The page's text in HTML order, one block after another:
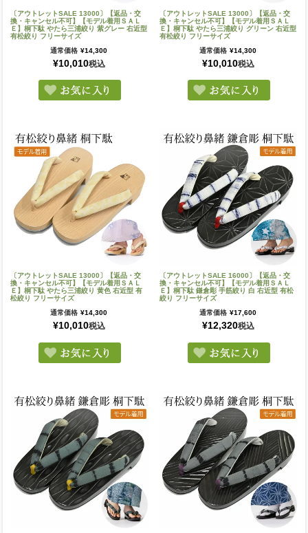
〔アウトレットSALE 13000〕【返品・交
換・キャンセル不可】【モデル着用ＳＡＬ
Ｅ】桐下駄 やたら三浦絞り 紫グレー 右近型
有松絞り フリーサイズ
通常価格 ¥14,300
¥10,010税込
〔アウトレットSALE 13000〕【返品・交
換・キャンセル不可】【モデル着用ＳＡＬ
Ｅ】桐下駄 やたら三浦絞り グリーン 右近型
有松絞り フリーサイズ
通常価格 ¥14,300
¥10,010税込
〔アウトレットSALE 13000〕【返品・交
換・キャンセル不可】【モデル着用ＳＡＬ
Ｅ】桐下駄 やたら三浦絞り 黄色 右近型 有
松絞り フリーサイズ
通常価格 ¥14,300
¥10,010税込
〔アウトレットSALE 16000〕【返品・交
換・キャンセル不可】【モデル着用ＳＡＬ
Ｅ】桐下駄 鎌倉彫 手筋絞り 白 右近型 有松
絞り フリーサイズ
通常価格 ¥17,600
¥12,320税込